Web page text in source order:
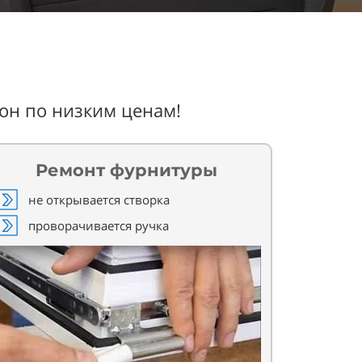
по низким ценам!
Ремонт фурнитуры
не открывается створка
проворачивается ручка